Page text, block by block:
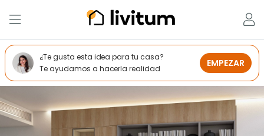
¿Te gusta esta idea para tu casa?
Te ayudamos a hacerla realidad
EMPEZAR